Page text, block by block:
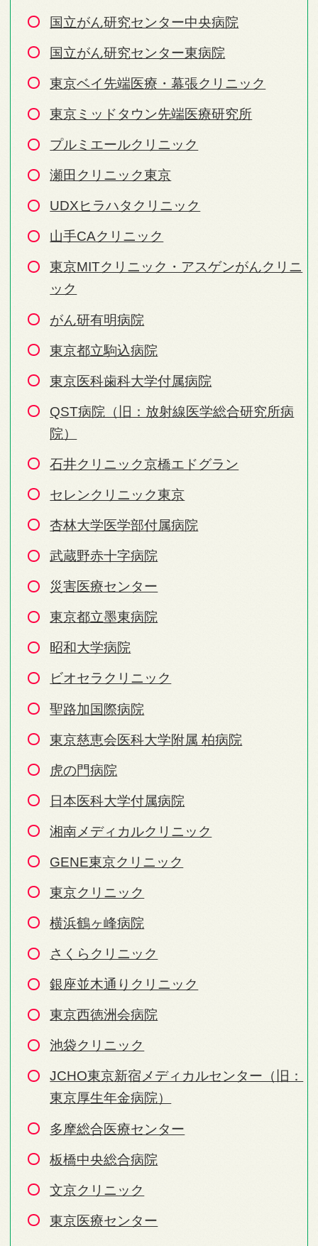
国立がん研究センター中央病院
国立がん研究センター東病院
東京ベイ先端医療・幕張クリニック
東京ミッドタウン先端医療研究所
プルミエールクリニック
瀬田クリニック東京
UDXヒラハタクリニック
山手CAクリニック
東京MITクリニック・アスゲンがんクリニ
ック
がん研有明病院
東京都立駒込病院
東京医科歯科大学付属病院
QST病院（旧：放射線医学総合研究所病
院）
石井クリニック京橋エドグラン
セレンクリニック東京
杏林大学医学部付属病院
武蔵野赤十字病院
災害医療センター
東京都立墨東病院
昭和大学病院
ビオセラクリニック
聖路加国際病院
東京慈恵会医科大学附属 柏病院
虎の門病院
日本医科大学付属病院
湘南メディカルクリニック
GENE東京クリニック
東京クリニック
横浜鶴ヶ峰病院
さくらクリニック
銀座並木通りクリニック
東京西徳洲会病院
池袋クリニック
JCHO東京新宿メディカルセンター（旧：
東京厚生年金病院）
多摩総合医療センター
板橋中央総合病院
文京クリニック
東京医療センター